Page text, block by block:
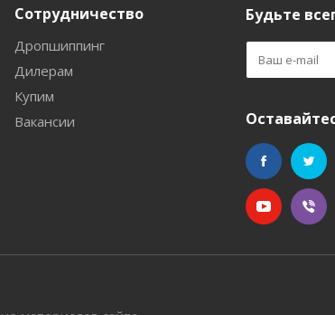
Сотрудничество
Дропшиппинг
Дилерам
Купим
Вакансии
Будьте